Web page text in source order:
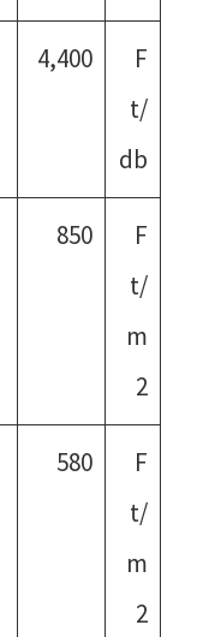
4,400
F
t/
db
850
F
t/
m
2
580
F
t/
m
2